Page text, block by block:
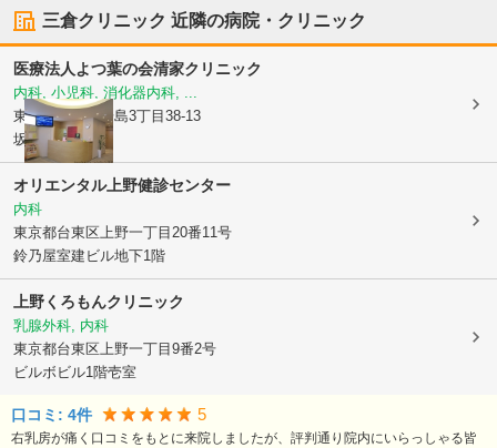
三倉クリニック 近隣の病院・クリニック
医療法人よつ葉の会清家クリニック
内科, 小児科, 消化器内科, ...
東京都文京区湯島3丁目38-13
坂東ビル2F
オリエンタル上野健診センター
内科
東京都台東区上野一丁目20番11号
鈴乃屋室建ビル地下1階
上野くろもんクリニック
乳腺外科, 内科
東京都台東区上野一丁目9番2号
ビルボビル1階壱室
口コミ: 4件 5
右乳房が痛く口コミをもとに来院しましたが、評判通り院内にいらっしゃる皆